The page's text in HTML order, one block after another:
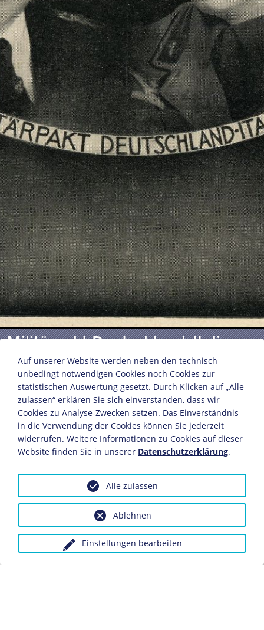
Militärpakt Deutschland-Italien
Postkarte mit Porträts zum "Stahlpakt"
oben: Benito Mussolini, Adolf Hitler
unten: Joachim von Ribbentrop, Galeazzo Ciano
Conte di Cortelazzo
22. Mai 1939
Bildnachweis: Deutsches Historisches Museum,
Inv.-Nr.: F 69/1702
Dieses Objekt ist eingebunden in folgende LeMO-
Der Stahlpakt
Auf unserer Website werden neben den technisch
unbedingt notwendigen Cookies noch Cookies zur
statistischen Auswertung gesetzt. Durch Klicken auf „Alle
zulassen“ erklären Sie sich einverstanden, dass wir
Cookies zu Analyse-Zwecken setzen. Das Einverständnis
in die Verwendung der Cookies können Sie jederzeit
widerrufen. Weitere Informationen zu Cookies auf dieser
Website finden Sie in unserer Datenschutzerklärung.
Einstellungen bearbeiten
Ablehnen
Alle zulassen